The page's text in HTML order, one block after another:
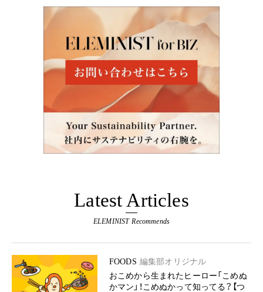
Latest Articles
ELEMINIST Recommends
FOODS 編集部オリジナル
おこめから生まれたヒーロー「こめぬ
かマン」！こめぬかって知ってる？【つ